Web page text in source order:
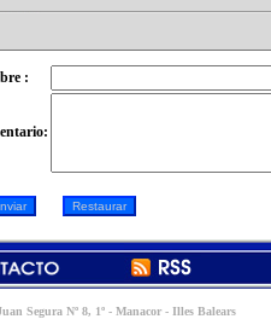
:
Segura Nº 8, 1º - Manacor - Illes Balears